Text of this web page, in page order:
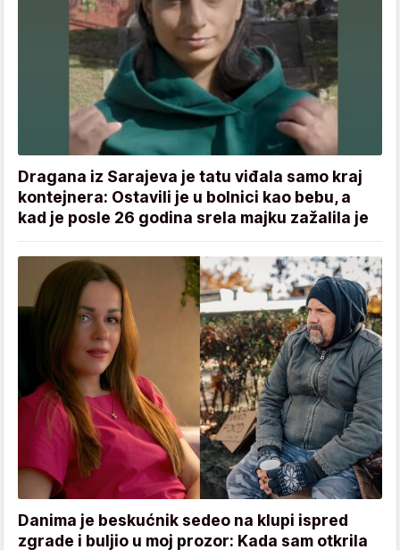
Dragana iz Sarajeva je tatu viđala samo kraj
kontejnera: Ostavili je u bolnici kao bebu, a
kad je posle 26 godina srela majku zažalila je
Danima je beskućnik sedeo na klupi ispred
zgrade i buljio u moj prozor: Kada sam otkrila